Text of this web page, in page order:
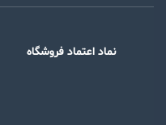
نماد اعتماد فروشگاه